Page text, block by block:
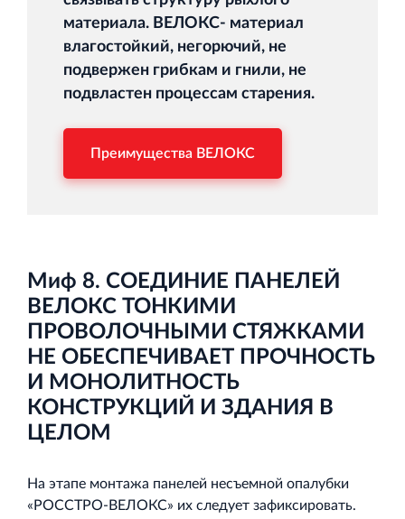
материала. ВЕЛОКС- материал
влагостойкий, негорючий, не
подвержен грибкам и гнили, не
подвластен процессам старения.
Преимущества ВЕЛОКС
Миф 8. СОЕДИНИЕ ПАНЕЛЕЙ
ВЕЛОКС ТОНКИМИ
ПРОВОЛОЧНЫМИ СТЯЖКАМИ
НЕ ОБЕСПЕЧИВАЕТ ПРОЧНОСТЬ
И МОНОЛИТНОСТЬ
КОНСТРУКЦИЙ И ЗДАНИЯ В
ЦЕЛОМ
На этапе монтажа панелей несъемной опалубки
«РОССТРО-ВЕЛОКС» их следует зафиксировать.